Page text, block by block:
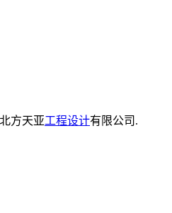
方天亚工程设计有限公司.